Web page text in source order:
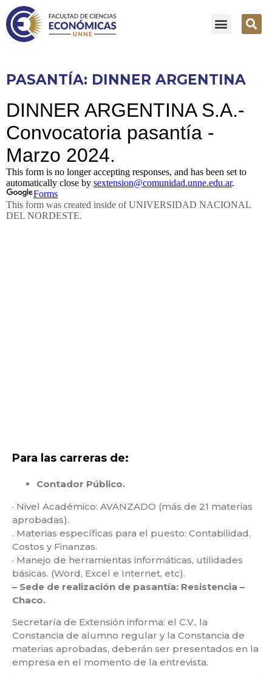
Para las carreras de:
Contador Público.
· Nivel Académico: AVANZADO (más de 21 materias
aprobadas).
. Materias específicas para el puesto: Contabilidad,
Costos y Finanzas.
· Manejo de herramientas informáticas, utilidades
básicas. (Word, Excel e Internet, etc).
– Sede de realización de pasantía: Resistencia –
Chaco.
Secretaría de Extensión informa: el C.V., la
Constancia de alumno regular y la Constancia de
materias aprobadas, deberán ser presentados en la
empresa en el momento de la entrevista.
PASANTÍA: DINNER ARGENTINA